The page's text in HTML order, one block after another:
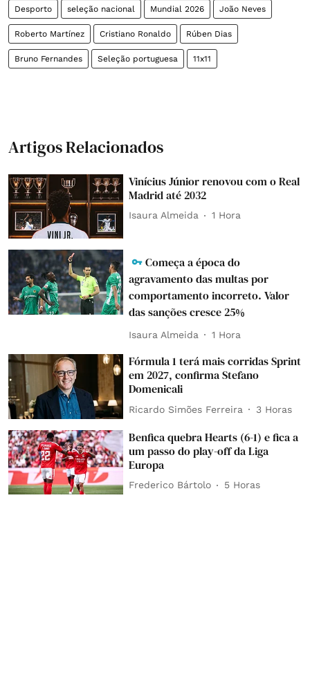
Desporto seleção nacional Mundial 2026 João Neves
Roberto Martínez Cristiano Ronaldo Rúben Dias
Bruno Fernandes Seleção portuguesa 11x11
Artigos Relacionados
Vinícius Júnior renovou com o Real
Madrid até 2032
Isaura Almeida 1 Hora
Começa a época do
agravamento das multas por
comportamento incorreto. Valor
das sanções cresce 25%
Isaura Almeida 1 Hora
Fórmula 1 terá mais corridas Sprint
em 2027, confirma Stefano
Domenicali
Ricardo Simões Ferreira 3 Horas
Benfica quebra Hearts (6-1) e fica a
um passo do play-off da Liga
Europa
Frederico Bártolo 5 Horas